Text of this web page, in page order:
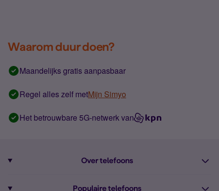
Waarom duur doen?
Maandelijks gratis aanpasbaar
Regel alles zelf metMijn Simyo
Het betrouwbare 5G-netwerk van
Over telefoons
Populaire telefoons